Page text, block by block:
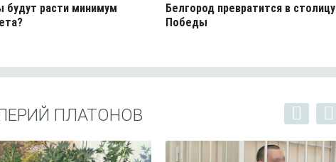
будут расти минимум
Белгород превратится в столицу
Победы
ПЛАТОНОВ